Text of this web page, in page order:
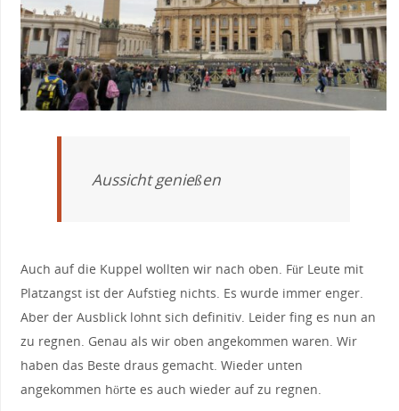
Aussicht genießen
Auch auf die Kuppel wollten wir nach oben. Für Leute mit
Platzangst ist der Aufstieg nichts. Es wurde immer enger.
Aber der Ausblick lohnt sich definitiv. Leider fing es nun an
zu regnen. Genau als wir oben angekommen waren. Wir
haben das Beste draus gemacht. Wieder unten
angekommen hörte es auch wieder auf zu regnen.